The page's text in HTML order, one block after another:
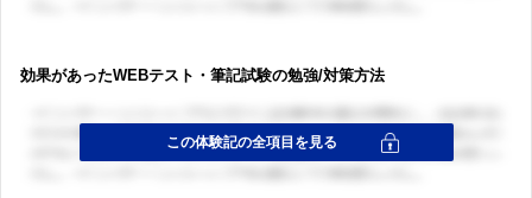
効果があったWEBテスト・筆記試験の勉強/対策方法